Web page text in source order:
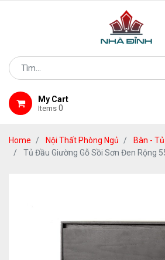
My Cart
Items 0
Home Nội Thất Phòng Ngủ
Bàn -
Tủ Đầu Giường Gỗ Sồi Sơn Đen Rộng